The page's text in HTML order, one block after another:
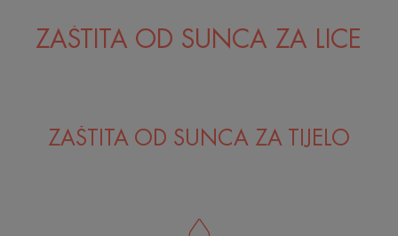
ZAŠTITA OD SUNCA ZA LICE
ZAŠTITA OD SUNCA ZA TIJELO